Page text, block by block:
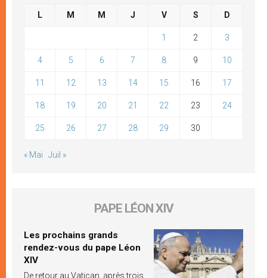
L M M J V S D
1 2 3
4 5 6 7 8 9 10
11 12 13 14 15 16 17
18 19 20 21 22 23 24
25 26 27 28 29 30
« Mai Juil »
PAPE LÉON XIV
Les prochains grands
rendez-vous du pape Léon
XIV
De retour au Vatican, après trois